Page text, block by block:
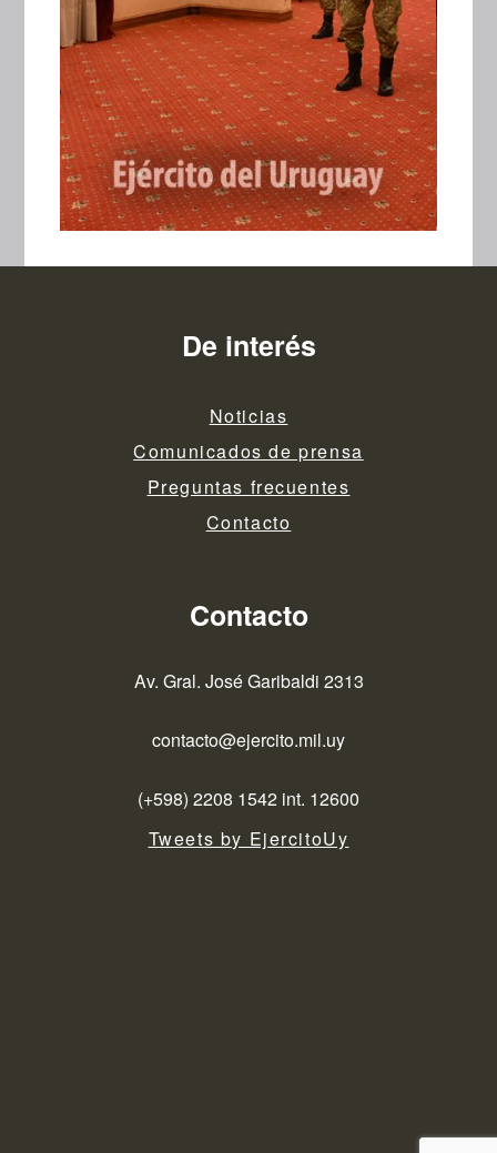
De interés
Noticias
Comunicados de prensa
Preguntas frecuentes
Contacto
Contacto
Av. Gral. José Garibaldi 2313
contacto@ejercito.mil.uy
(+598) 2208 1542 int. 12600
Tweets by EjercitoUy